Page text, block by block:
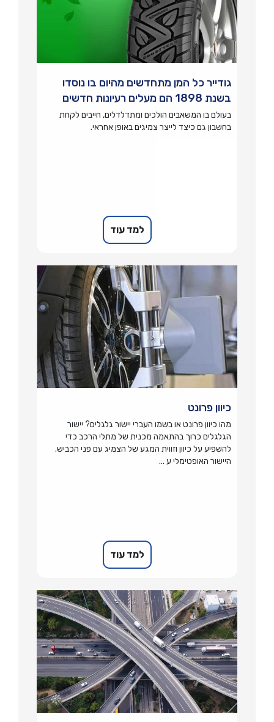
גודייר כל המן מתחדשים מהיום בו נוסדו
בשנת 1898 הם מעלים רעיונות חדשים
בעולם בו המשאבים הולכים ומתדלדלים, חייבים לקחת
בחשבון גם כיצד לייצר צמיגים באופן אחראי.
למד עוד
כיוון פרונט
מהו כיוון פרונט או בשמו העברי יישור גלגלים? יישור
הגלגלים כרוך בהתאמה מכנית של מתלי הרכב כדי
להשפיע על כיוון וזווית המגע של הצמיג עם פני הכביש.
היישור האופטימלי ע ...
למד עוד